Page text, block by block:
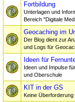
Fortbildung
Unterlagen und
Bereich "Digitale
Geocaching im
Der Blog dient zur
und Logs für
Ideen für
Ideen und Impulse
und Oberschule
KIT in der GS
Keine